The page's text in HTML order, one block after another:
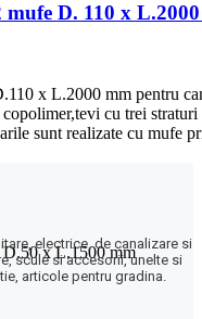
D. 110 x
x L.2000 mm pentru
cu trei straturi
sunt realizate cu mufe
electrice, de canalizare si
scule si accesorii, unelte si
articole pentru gradina.